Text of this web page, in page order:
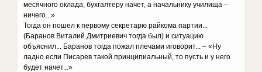
месячного оклада, бухгалтеру начет, а начальнику училища –
ничего...»
Тогда он пошел к первому секретарю райкома партии...
(Баранов Виталий Дмитриевич тогда был) и ситуацию
объяснил... Баранов тогда пожал плечами иговорит... – «Ну
ладно если Писарев такой принципиальный, то пусть и у него
будет начет...»